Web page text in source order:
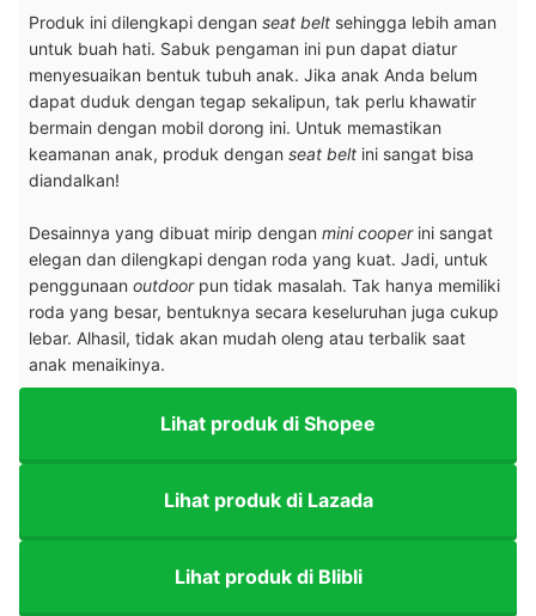
Produk ini dilengkapi dengan seat belt sehingga lebih aman
untuk buah hati. Sabuk pengaman ini pun dapat diatur
menyesuaikan bentuk tubuh anak. Jika anak Anda belum
dapat duduk dengan tegap sekalipun, tak perlu khawatir
bermain dengan mobil dorong ini. Untuk memastikan
keamanan anak, produk dengan seat belt ini sangat bisa
diandalkan!
Desainnya yang dibuat mirip dengan mini cooper ini sangat
elegan dan dilengkapi dengan roda yang kuat. Jadi, untuk
penggunaan outdoorpun tidak masalah. Tak hanya memiliki
roda yang besar, bentuknya secara keseluruhan juga cukup
lebar. Alhasil, tidak akan mudah oleng atau terbalik saat
anak menaikinya.
Lihat produk di Shopee
Lihat produk di Lazada
Lihat produk di Blibli